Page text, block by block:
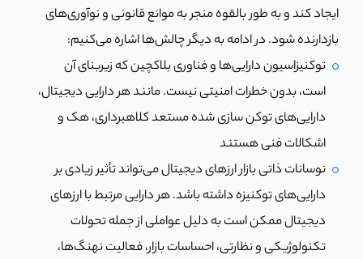
ایجاد کند و به طور بالقوه منجر به موانع قانونی و نوآوری‌های
بازدارنده شود. در ادامه به دیگر چالش‌ها اشاره می‌کنیم:
توکنیزاسیون دارایی‌ها و فناوری بلاکچین که زیربنای آن
است، بدون خطرات امنیتی نیست.مانند هر دارایی دیجیتال،
دارایی‌های توکن سازی شده مستعد کلاهبرداری، هک و
اشکالات فنی هستند
نوسانات ذاتی بازار ارزهای دیجیتال می‌تواند تأثیر زیادی بر
دارایی‌های توکنیزه داشته باشد.هر دارایی مرتبط با ارزهای
دیجیتال ممکن است به دلیل عواملی از جمله تحولات
تکنولوژیکی و نظارتی، احساسات بازار، فعالیت نهنگ‌ها،